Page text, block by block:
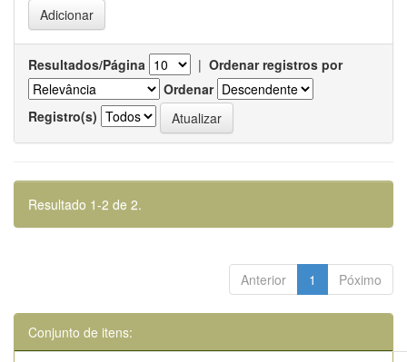
Resultados/Página | Ordenar registros por
Ordenar
Registro(s)
Resultado 1-2 de 2.
Anterior 1 Póximo
Conjunto de itens: